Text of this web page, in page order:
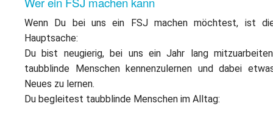
Wenn Du bei uns ein FSJ machen möchtest, ist
Hauptsache:
Du bist neugierig, bei uns ein Jahr lang
taubblinde Menschen kennenzulernen und dabei
Neues zu lernen.
Du begleitest taubblinde Menschen im Alltag: